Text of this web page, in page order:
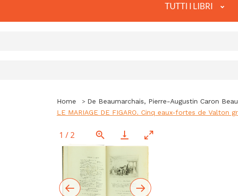
TUTTI I LIBRI
Home
De Beaumarchais, Pierre-Augustin Caron
LE MARIAGE DE FIGARO. Cinq eaux-fortes de Valton
1 /2